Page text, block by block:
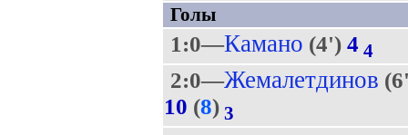
Голы
1:0—Камано (4') 4 4
2:0—Жемалетдинов
10 (8) 3